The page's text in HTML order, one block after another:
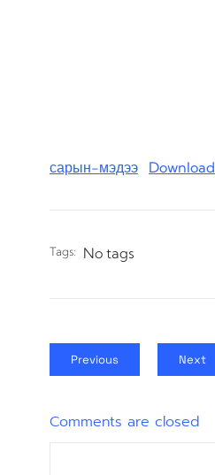
сарын-мэдээ Download
Tags: No tags
Previous Next
Comments are closed